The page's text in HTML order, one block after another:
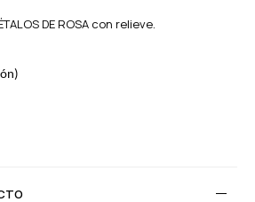
DE ROSA con relieve.